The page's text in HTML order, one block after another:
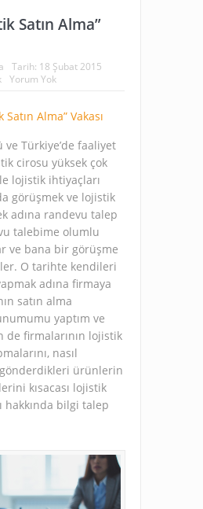
Satın Alma”
Tarih: 18 Şubat 2015
Yorum Yok
ve Türkiye’de faaliyet
cirosu yüksek çok
lojistik ihtiyaçları
görüşmek ve lojistik
adına randevu talep
talebime olumlu
ve bana bir görüşme
O tarihte kendileri
adına firmaya
satın alma
yaptım ve
de firmalarının lojistik
nasıl
gönderdikleri ürünlerin
kısacası lojistik
hakkında bilgi talep